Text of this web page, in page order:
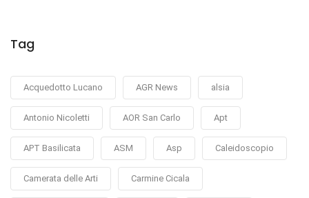
Tag
Acquedotto Lucano AGR News alsia
Antonio Nicoletti AOR San Carlo Apt
APT Basilicata ASM Asp Caleidoscopio
Camerata delle Arti Carmine Cicala